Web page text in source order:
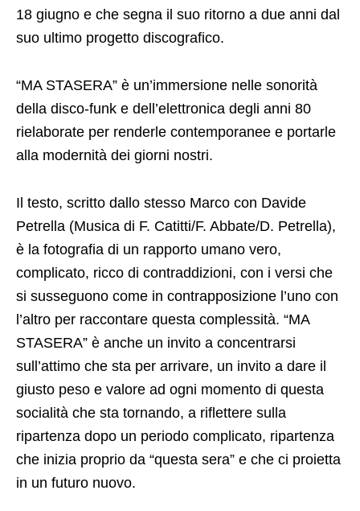
18 giugno e che segna il suo ritorno a due anni dal
suo ultimo progetto discografico.
“MA STASERA” è un’immersione nelle sonorità
della disco-funk e dell’elettronica degli anni 80
rielaborate per renderle contemporanee e portarle
alla modernità dei giorni nostri.
Il testo, scritto dallo stesso Marco con Davide
Petrella (Musica di F. Catitti/F. Abbate/D. Petrella),
è la fotografia di un rapporto umano vero,
complicato, ricco di contraddizioni, con i versi che
si susseguono come in contrapposizione l’uno con
l’altro per raccontare questa complessità. “MA
STASERA” è anche un invito a concentrarsi
sull’attimo che sta per arrivare, un invito a dare il
giusto peso e valore ad ogni momento di questa
socialità che sta tornando, a riflettere sulla
ripartenza dopo un periodo complicato, ripartenza
che inizia proprio da “questa sera” e che ci proietta
in un futuro nuovo.